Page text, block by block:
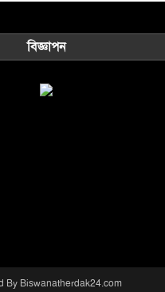
বিজ্ঞাপন
By Biswanatherdak24.com